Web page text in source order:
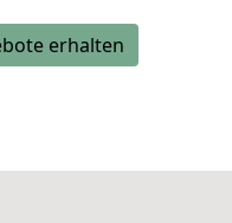
erhalten